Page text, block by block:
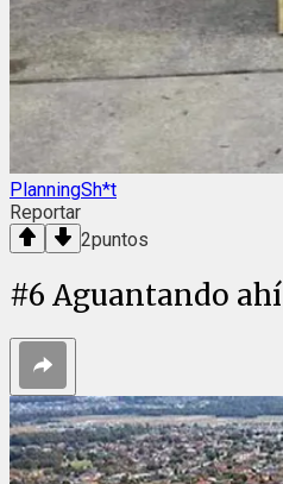
PlanningSh*t
Reportar
2puntos
#6 Aguantando ahí